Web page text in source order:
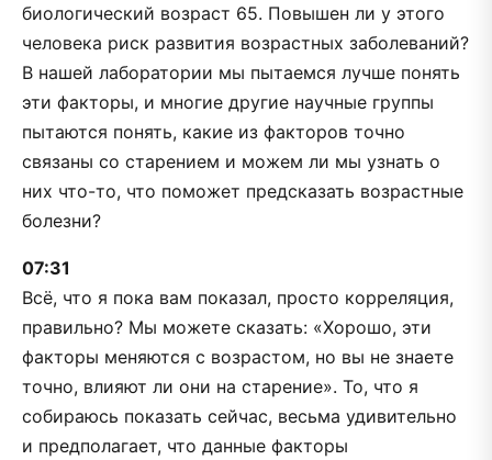
биологический возраст 65. Повышен ли у этого
человека риск развития возрастных заболеваний?
В нашей лаборатории мы пытаемся лучше понять
эти факторы, и многие другие научные группы
пытаются понять, какие из факторов точно
связаны со старением и можем ли мы узнать о
них что-то, что поможет предсказать возрастные
болезни?
07:31
Всё, что я пока вам показал, просто корреляция,
правильно? Мы можете сказать: «Хорошо, эти
факторы меняются с возрастом, но вы не знаете
точно, влияют ли они на старение». То, что я
собираюсь показать сейчас, весьма удивительно
и предполагает, что данные факторы